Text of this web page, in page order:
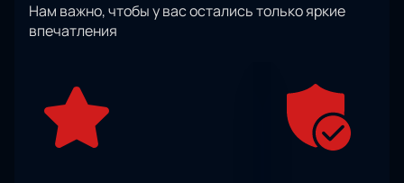
непримиримом соперничестве, чтобы определить
сильнейшего.
участниками состязания, ведь ваша поддержка с
трибун также важна для победы, как и мастерство
самих спортсменов. Не упустите ни одного важного
момента из противостояния соперников! Вы точно
Нам важно, чтобы у вас остались только яркие
впечатления